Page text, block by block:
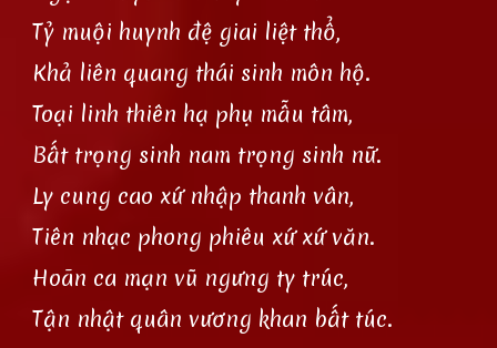
Tỷ muội huynh đệ giai liệt thổ,
Khả liên quang thái sinh môn hộ.
Toại linh thiên hạ phụ mẫu tâm,
Bất trọng sinh nam trọng sinh nữ.
Ly cung cao xứ nhập thanh vân,
Tiên nhạc phong phiêu xứ xứ văn.
Hoãn ca mạn vũ ngưng ty trúc,
Tận nhật quân vương khan bất túc.